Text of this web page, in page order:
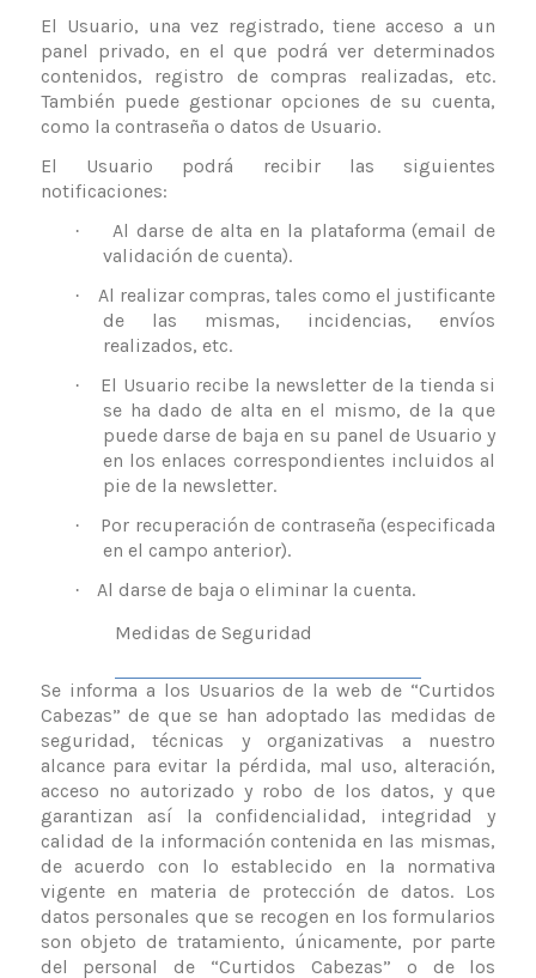
El Usuario, una vez registrado, tiene acceso a un
panel privado, en el que podrá ver determinados
contenidos, registro de compras realizadas, etc.
También puede gestionar opciones de su cuenta,
como la contraseña o datos de Usuario.
El Usuario podrá recibir las siguientes
notificaciones:
·
Al darse de alta en la plataforma (email de
validación de cuenta).
·
Al realizar compras, tales como el justificante
de las mismas, incidencias, envíos
realizados, etc.
·
El Usuario recibe la newsletter de la tienda si
se ha dado de alta en el mismo, de la que
puede darse de baja en su panel de Usuario y
en los enlaces correspondientes incluidos al
pie de la newsletter.
·
Por recuperación de contraseña (especificada
en el campo anterior).
·
Al darse de baja o eliminar la cuenta.
Medidas de Seguridad
Se informa a los Usuarios de la web de “Curtidos
Cabezas” de que se han adoptado las medidas de
seguridad, técnicas y organizativas a nuestro
alcance para evitar la pérdida, mal uso, alteración,
acceso no autorizado y robo de los datos, y que
garantizan así la confidencialidad, integridad y
calidad de la información contenida en las mismas,
de acuerdo con lo establecido en la normativa
vigente en materia de protección de datos. Los
datos personales que se recogen en los formularios
son objeto de tratamiento, únicamente, por parte
del personal de “Curtidos Cabezas” o de los